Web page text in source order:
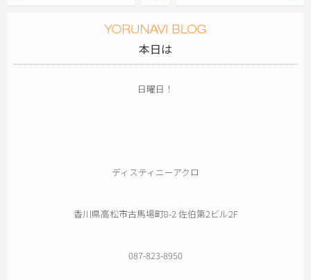
本日は
日曜日！
ディスティニーアクロ
香川県高松市古馬場町8-2 佐伯第2ビル2F
087-823-8950